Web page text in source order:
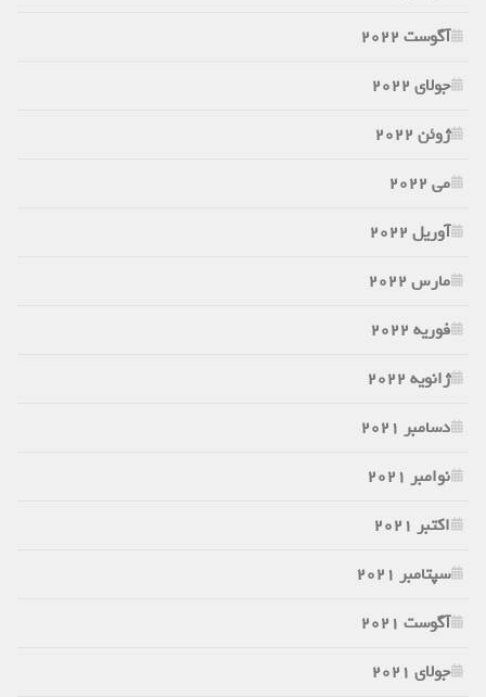
آگوست 2022
جولای 2022
ژوئن 2022
می 2022
آوریل 2022
مارس 2022
فوریه 2022
ژانویه 2022
دسامبر 2021
نوامبر 2021
اکتبر 2021
سپتامبر 2021
آگوست 2021
جولای 2021